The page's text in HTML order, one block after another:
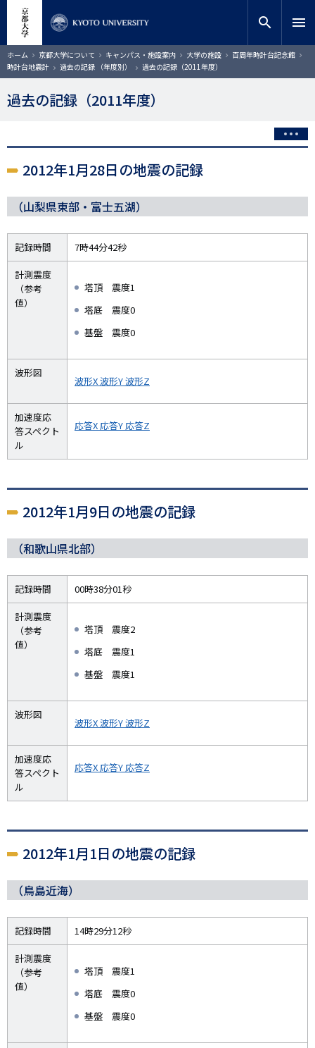
コ
ン
テ
ン
ツ
動
サイト内検索
検索
search menu
ホーム 京都大学について キャンパス・施設案内 大学の施設
百周年時計台記念館
時計台地震計
過去の記録 （年度別） 過去の記録（2011年度）
過去の記録（2011年度）
2012年1月28日の地震の記録
（山梨県東部・富士五湖）
記録時間 7時44分42秒
計測震度
（参考
値）
塔頂 震度1
塔底 震度0
基盤 震度0
波形図
波形X波形Y波形Z
加速度応
答スペクト
ル
応答X 応答Y 応答Z
2012年1月9日の地震の記録
（和歌山県北部）
記録時間 00時38分01秒
計測震度
（参考
値）
塔頂 震度2
塔底 震度1
基盤 震度1
波形図
波形X波形Y波形Z
加速度応
答スペクト
ル
応答X 応答Y 応答Z
2012年1月1日の地震の記録
（鳥島近海）
記録時間 14時29分12秒
計測震度
（参考
値）
塔頂 震度1
塔底 震度0
基盤 震度0